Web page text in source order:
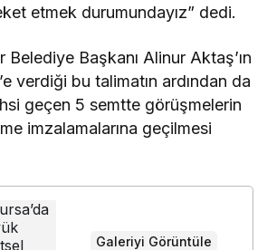
etmek durumundayız” dedi.
Belediye Başkanı Alinur Aktaş’ın
verdiği bu talimatın ardından da
geçen 5 semtte görüşmelerin
imzalamalarına geçilmesi
Galeriyi Görüntüle